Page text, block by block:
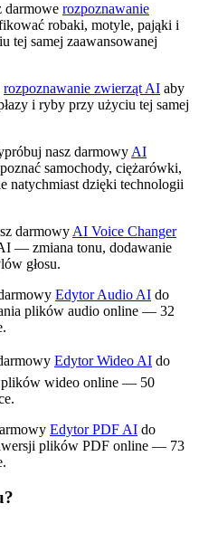
darmowe rozpoznawanie
robaki, motyle, pająki i
tej samej zaawansowanej
rozpoznawanie zwierząt AI aby
i ryby przy użyciu tej samej
nasz darmowy AI
samochody, ciężarówki,
natychmiast dzięki technologii
darmowy AI Voice Changer
— zmiana tonu, dodawanie
głosu.
Edytor Audio AI do
plików audio online — 32
Edytor Wideo AI do
plików wideo online — 50
Edytor PDF AI do
plików PDF online — 73
?